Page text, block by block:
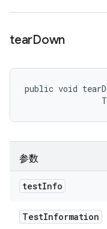
tearDown
public void
参数
testInfo
TestInformation